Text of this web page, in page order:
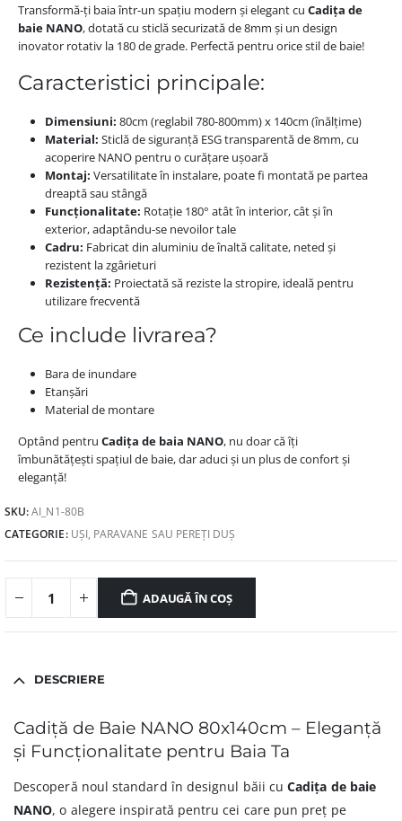
Transformă-ți baia într-un spațiu modern și elegant cu Cadița de
baie NANO, dotată cu sticlă securizată de 8mm și un design
inovator rotativ la 180 de grade. Perfectă pentru orice stil de baie!
Caracteristici principale:
Dimensiuni: 80cm (reglabil 780-800mm) x 140cm (înălțime)
Material: Sticlă de siguranță ESG transparentă de 8mm, cu
acoperire NANO pentru o curățare ușoară
Montaj: Versatilitate în instalare, poate fi montată pe partea
dreaptă sau stângă
Funcționalitate: Rotație 180° atât în interior, cât și în
exterior, adaptându-se nevoilor tale
Cadru: Fabricat din aluminiu de înaltă calitate, neted și
rezistent la zgârieturi
Rezistență: Proiectată să reziste la stropire, ideală pentru
utilizare frecventă
Ce include livrarea?
Bara de inundare
Etanșări
Material de montare
Optând pentru Cadița de baia NANO, nu doar că îți
îmbunătățești spațiul de baie, dar aduci și un plus de confort și
eleganță!
SKU:AI_N1-80B
CATEGORIE: UȘI, PARAVANE SAU PEREȚI DUȘ
ADAUGĂ ÎN COȘ
DESCRIERE
Cadiță de Baie NANO 80x140cm – Eleganță
și Funcționalitate pentru Baia Ta
Descoperă noul standard în designul băii cuCadița de baie
NANO, o alegere inspirată pentru cei care pun preț pe